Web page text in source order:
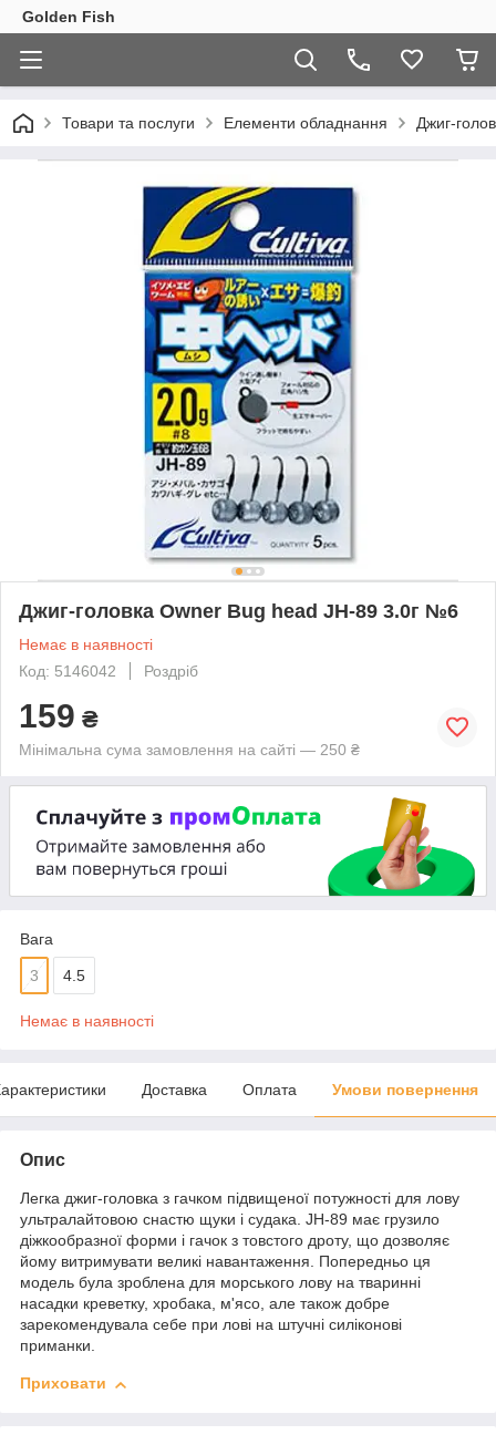
Golden Fish
Товари та послуги Елементи обладнання Джиг-
Джиг-головка Owner Bug head JH-89 3.0г №6
Немає в наявності
Код: 5146042
Роздріб
159 ₴
Мінімальна сума замовлення на сайті — 250 ₴
Вага
3 4.5
Немає в наявності
Доставка Оплата Умови повернення
Опис
Легка джиг-головка з гачком підвищеної потужності для лову
ультралайтовою снастю щуки і судака. JH-89 має грузило
діжкообразної форми і гачок з товстого дроту, що дозволяє
йому витримувати великі навантаження. Попередньо ця
модель була зроблена для морського лову на тваринні
насадки креветку, хробака, м'ясо, але також добре
зарекомендувала себе при лові на штучні силіконові
приманки.
Приховати